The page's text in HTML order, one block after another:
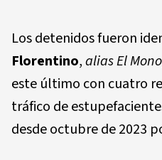
Los detenidos fueron
Florentino,alias El Mono
este último con cuatro
tráfico de
desde octubre de 2023